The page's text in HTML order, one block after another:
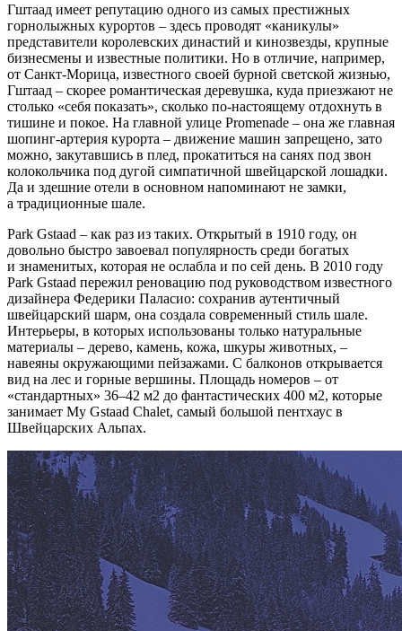
Гштаад имеет репутацию одного из самых престижных
горнолыжных курортов – здесь проводят «каникулы»
представители королевских династий и кинозвезды, крупные
бизнесмены и известные политики. Но в отличие, например,
от Санкт-Морица, известного своей бурной светской жизнью,
Гштаад – скорее романтическая деревушка, куда приезжают не
столько «себя показать», сколько по-настоящему отдохнуть в
тишине и покое. На главной улице Promenade – она же главная
шопинг-артерия курорта – движение машин запрещено, зато
можно, закутавшись в плед, прокатиться на санях под звон
колокольчика под дугой симпатичной швейцарской лошадки.
Да и здешние отели в основном напоминают не замки,
а традиционные шале.
Park Gstaad – как раз из таких. Открытый в 1910 году, он
довольно быстро завоевал популярность среди богатых
и знаменитых, которая не ослабла и по сей день. В 2010 году
Park Gstaad пережил реновацию под руководством известного
дизайнера Федерики Паласио: сохранив аутентичный
швейцарский шарм, она создала современный стиль шале.
Интерьеры, в которых использованы только натуральные
материалы – дерево, камень, кожа, шкуры животных, –
навеяны окружающими пейзажами. С балконов открывается
вид на лес и горные вершины. Площадь номеров – от
«стандартных» 36–42 м2 до фантастических 400 м2, которые
занимает My Gstaad Chalet, самый большой пентхаус в
Швейцарских Альпах.